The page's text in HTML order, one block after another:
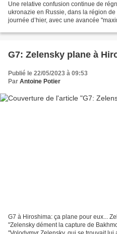
Une relative confusion continue de
ukronazie en Russie, dans la région
journée d’hier, avec une avancée
G7: Zelensky plane à
Publié le 22/05/2023 à 09:53
Par Antoine Potier
G7 à Hiroshima: ça plane pour eux...
"Zelensky dément la capture de